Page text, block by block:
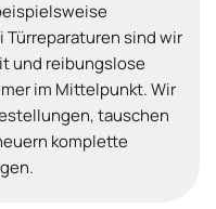
Türreparaturen sind wir
und reibungslose
im Mittelpunkt. Wir
tauschen
komplette